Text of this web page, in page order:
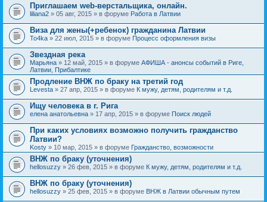
Приглашаем web-верстальщика, онлайн.
liliana2 » 05 авг, 2015 » в форуме Работа в Латвии
Виза для жены(+ребенок) гражданина Латвии
To4ka » 22 июл, 2015 » в форуме Процесс оформления визы
Звездная река
Марьяна » 12 май, 2015 » в форуме АФИША - анонсы событий в Риге,
Латвии, Прибалтике
Продление ВНЖ по браку на третий год
Levesta » 27 апр, 2015 » в форуме К мужу, детям, родителям и т.д.
Ищу человека в г. Рига
елена анатольевна » 17 апр, 2015 » в форуме Поиск людей
При каких условиях возможно получить гражданство
Латвии?
Kosty » 10 мар, 2015 » в форуме Гражданство, возможности
ВНЖ по браку (уточнения)
hellosuzzy » 26 фев, 2015 » в форуме К мужу, детям, родителям и т.д.
ВНЖ по браку (уточнения)
hellosuzzy » 25 фев, 2015 » в форуме ВНЖ в Латвии обычным путем